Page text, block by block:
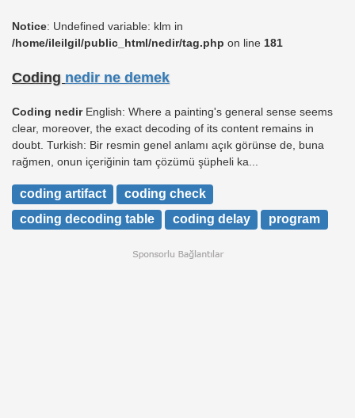
Notice: Undefined variable: klm in
/home/ileilgil/public_html/nedir/tag.php on line 181
Coding nedir ne demek
Coding nedirEnglish: Where a painting's general sense seems
clear, moreover, the exact decoding of its content remains in
doubt. Turkish: Bir resmin genel anlamı açık görünse de, buna
rağmen, onun içeriğinin tam çözümü şüpheli ka...
coding artifact
coding check
coding decoding table
coding delay program